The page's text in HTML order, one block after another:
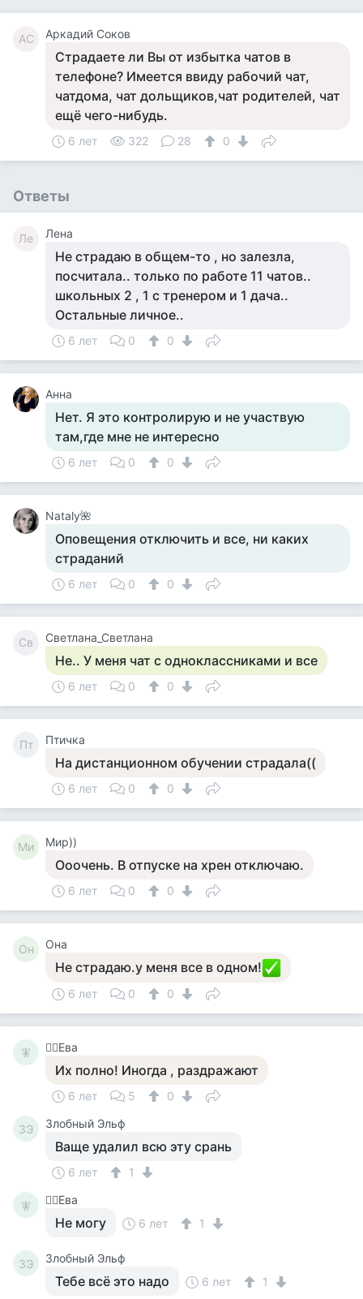
АС Аркадий Соков
Страдаете ли Вы от избытка чатов в
телефоне? Имеется ввиду рабочий чат,
чатдома, чат дольщиков,чат родителей, чат
ещё чего-нибудь.
6 лет 322 28 0
Ответы
Ле Лена
Не страдаю в общем-то , но залезла,
посчитала.. только по работе 11 чатов..
школьных 2 , 1 с тренером и 1 дача..
Остальные личное..
6 лет 0 0
Анна
Нет. Я это контролирую и не участвую
там,где мне не интересно
6 лет 0 0
Nataly🌺
Оповещения отключить и все, ни каких
страданий
6 лет 0 0
Св Светлана_Светлана
Не.. У меня чат с одноклассниками и все
6 лет 0 0
Пт Птичка
На дистанционном обучении страдала((
6 лет 0 0
Ми Мир))
Ооочень. В отпуске на хрен отключаю.
6 лет 0 0
Он Она
Не страдаю.у меня все в одном!
6 лет 0 0
🧚‍ 🧚‍♀️Ева
Их полно! Иногда , раздражают
6 лет 5 0
ЗЭ Злобный Эльф
Ваще удалил всю эту срань
6 лет 1
🧚‍ 🧚‍♀️Ева
Не могу 6 лет 1
ЗЭ Злобный Эльф
Тебе всё это надо 6 лет 1